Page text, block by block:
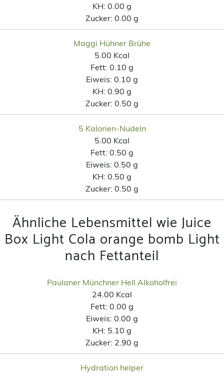
KH: 0.00 g
Zucker: 0.00 g
Maggi Hühner Brühe
5.00 Kcal
Fett: 0.10 g
Eiweis: 0.10 g
KH: 0.90 g
Zucker: 0.50 g
5 Kalorien-Nudeln
5.00 Kcal
Fett: 0.50 g
Eiweis: 0.50 g
KH: 0.50 g
Zucker: 0.50 g
Ähnliche Lebensmittel wie Juice
Box Light Cola orange bomb Light
nach Fettanteil
Paulaner Münchner Hell Alkoholfrei
24.00 Kcal
Fett: 0.00 g
Eiweis: 0.00 g
KH: 5.10 g
Zucker: 2.90 g
Hydration helper